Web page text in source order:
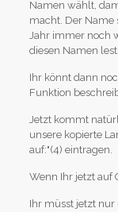
Namen wählt,
macht. Der Name
Jahr immer noch
diesen Namen lest.
Ihr könnt dann
Funktion
Jetzt kommt
unsere kopierte
auf:"(4) eintragen.
Wenn Ihr jetzt auf
Ihr müsst jetzt nur